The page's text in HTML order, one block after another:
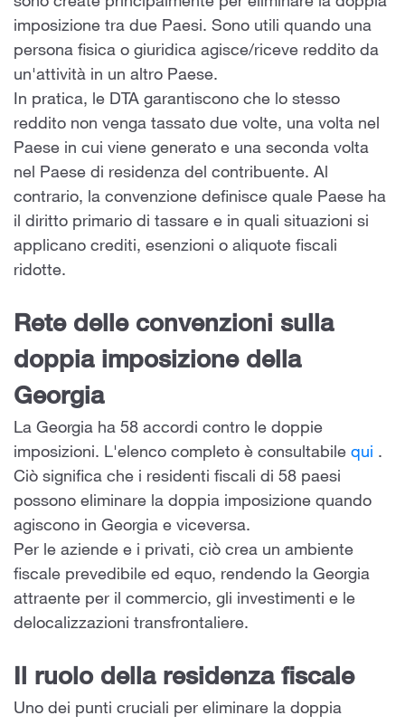
imposizione tra due Paesi. Sono utili quando una
persona fisica o giuridica agisce/riceve reddito da
un'attività in un altro Paese.
In pratica, le DTA garantiscono che lo stesso
reddito non venga tassato due volte, una volta nel
Paese in cui viene generato e una seconda volta
nel Paese di residenza del contribuente. Al
contrario, la convenzione definisce quale Paese ha
il diritto primario di tassare e in quali situazioni si
applicano crediti, esenzioni o aliquote fiscali
ridotte.
Rete delle convenzioni sulla
doppia imposizione della
Georgia
La Georgia ha 58 accordi contro le doppie
imposizioni. L'elenco completo è consultabile qui .
Ciò significa che i residenti fiscali di 58 paesi
possono eliminare la doppia imposizione quando
agiscono in Georgia e viceversa.
Per le aziende e i privati, ciò crea un ambiente
fiscale prevedibile ed equo, rendendo la Georgia
attraente per il commercio, gli investimenti e le
delocalizzazioni transfrontaliere.
Il ruolo della residenza fiscale
Uno dei punti cruciali per eliminare la doppia